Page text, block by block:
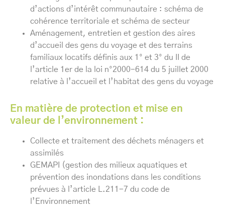
d’actions d’intérêt communautaire : schéma de
cohérence territoriale et schéma de secteur
Aménagement, entretien et gestion des aires
d’accueil des gens du voyage et des terrains
familiaux locatifs définis aux 1° et 3° du II de
l’article 1er de la loi n°2000-614 du 5 juillet 2000
relative à l’accueil et l’habitat des gens du voyage
En matière de protection et mise en
valeur de l’environnement :
Collecte et traitement des déchets ménagers et
assimilés
GEMAPI (gestion des milieux aquatiques et
prévention des inondations dans les conditions
prévues à l’article L.211-7 du code de
l’Environnement